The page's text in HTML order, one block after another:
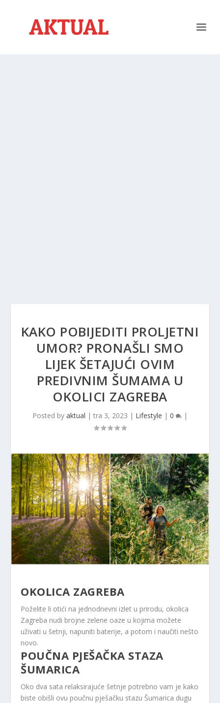
KAKO POBIJEDITI PROLJETNI
UMOR? PRONAŠLI SMO
LIJEK ŠETAJUĆI OVIM
PREDIVNIM ŠUMAMA U
OKOLICI ZAGREBA
Posted by aktual | tra 3, 2023 | Lifestyle | 0 |
OKOLICA ZAGREBA
Poželite li otići na jednodnevni izlet u prirodu, okolica
Zagreba nudi brojne zelene oaze u kojima možete
uživati ​​u šetnji, napuniti baterije, a potom i naučiti nešto
novo.
POUČNA PJEŠAČKA STAZA
ŠUMARICA
Oko dva sata relaksirajuće šetnje potrebno vam je kako
biste obišli ovu poučnu pješačku stazu Šumarica dugu